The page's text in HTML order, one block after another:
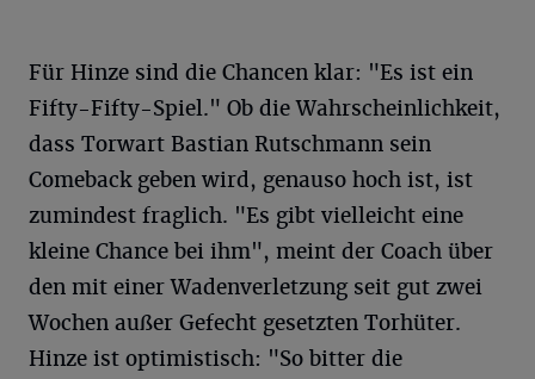
Für Hinze sind die Chancen klar: "Es ist ein
Fifty-Fifty-Spiel." Ob die Wahrscheinlichkeit,
dass Torwart Bastian Rutschmann sein
Comeback geben wird, genauso hoch ist, ist
zumindest fraglich. "Es gibt vielleicht eine
kleine Chance bei ihm", meint der Coach über
den mit einer Wadenverletzung seit gut zwei
Wochen außer Gefecht gesetzten Torhüter.
Hinze ist optimistisch: "So bitter die